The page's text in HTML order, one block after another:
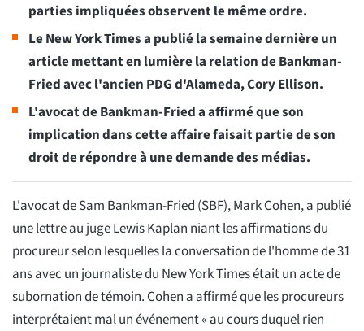
parties impliquées observent le même ordre.
Le New York Times a publié la semaine dernière un
article mettant en lumière la relation de Bankman-
Fried avec l'ancien PDG d'Alameda, Cory Ellison.
L'avocat de Bankman-Fried a affirmé que son
implication dans cette affaire faisait partie de son
droit de répondre à une demande des médias.
L'avocat de Sam Bankman-Fried (SBF), Mark Cohen, a publié
une lettre au juge Lewis Kaplan niant les affirmations du
procureur selon lesquelles la conversation de l'homme de 31
ans avec un journaliste du New York Times était un acte de
subornation de témoin. Cohen a affirmé que les procureurs
interprétaient mal un événement « au cours duquel rien